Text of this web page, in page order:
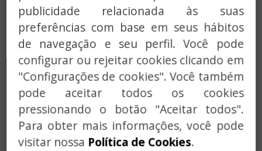
Previous Next
publicidade relacionada às suas
preferências com base em seus hábitos
de navegação e seu perfil. Você pode
configurar ou rejeitar cookies clicando em
"Configurações de cookies". Você também
pode aceitar todos os cookies
pressionando o botão "Aceitar todos".
Para obter mais informações, você pode
visitar nossa Política de Cookies.